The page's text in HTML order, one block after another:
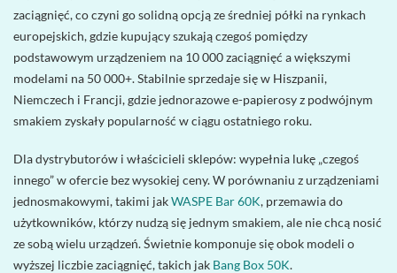
zaciągnięć, co czyni go solidną opcją ze średniej półki na rynkach
europejskich, gdzie kupujący szukają czegoś pomiędzy
podstawowym urządzeniem na 10 000 zaciągnięć a większymi
modelami na 50 000+. Stabilnie sprzedaje się w Hiszpanii,
Niemczech i Francji, gdzie jednorazowe e-papierosy z podwójnym
smakiem zyskały popularność w ciągu ostatniego roku.
Dla dystrybutorów i właścicieli sklepów: wypełnia lukę „czegoś
innego” w ofercie bez wysokiej ceny. W porównaniu z urządzeniami
jednosmakowymi, takimi jakWASPE Bar 60K, przemawia do
użytkowników, którzy nudzą się jednym smakiem, ale nie chcą nosić
ze sobą wielu urządzeń. Świetnie komponuje się obok modeli o
wyższej liczbie zaciągnięć, takich jak Bang Box 50K.